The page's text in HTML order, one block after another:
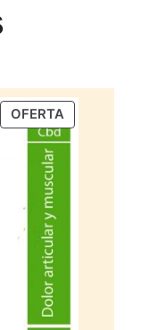
OFERTAPRODUCTO
EN